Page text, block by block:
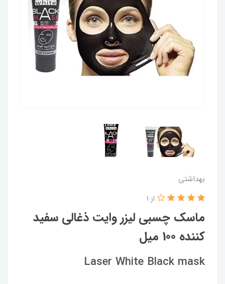
بهداشتی
ماسک چسبی لیزر وایت ذغالی سفید
کننده 100 میل
از 1
Laser White Black mask